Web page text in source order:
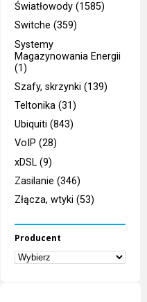
Światłowody (1585)
Switche (359)
Systemy
Magazynowania Energii
(1)
Szafy, skrzynki (139)
Teltonika (31)
Ubiquiti (843)
VoIP (28)
xDSL (9)
Zasilanie (346)
Złącza, wtyki (53)
Producent